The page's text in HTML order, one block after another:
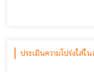
ประเมินความโปร่งใส่ใ